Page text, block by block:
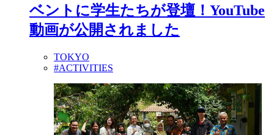
ベントに学生たちが登壇！YouTube
動画が公開されました
TOKYO
#ACTIVITIES